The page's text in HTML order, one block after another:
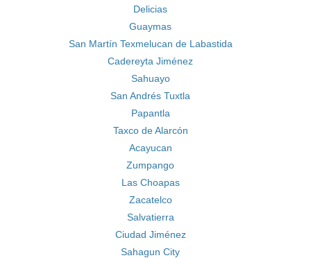
Delicias
Guaymas
San Martín Texmelucan de Labastida
Cadereyta Jiménez
Sahuayo
San Andrés Tuxtla
Papantla
Taxco de Alarcón
Acayucan
Zumpango
Las Choapas
Zacatelco
Salvatierra
Ciudad Jiménez
Sahagun City